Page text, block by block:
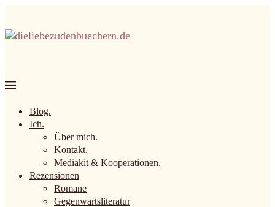
Blog.
Ich.
Über mich.
Kontakt.
Mediakit & Kooperationen.
Rezensionen
Romane
Gegenwartsliteratur